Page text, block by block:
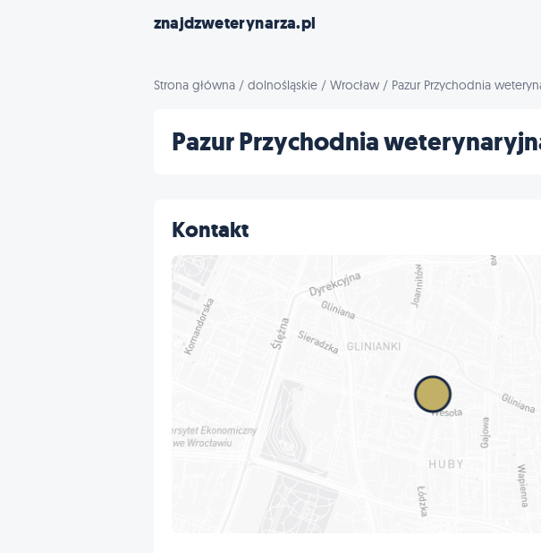
znajdzweterynarza.pl
Strona główna / dolnośląskie / Wrocław/ Pazur Przychodnia
Pazur Przychodnia
Kontakt